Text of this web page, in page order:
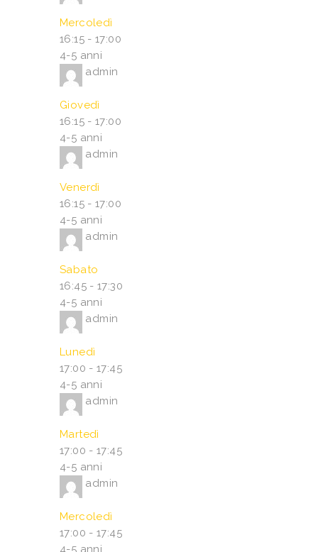
Mercoledì
16:15-17:00
4-5 anni
admin
Giovedì
16:15-17:00
4-5 anni
admin
Venerdì
16:15-17:00
4-5 anni
admin
Sabato
16:45-17:30
4-5 anni
admin
Lunedì
17:00 -17:45
4-5 anni
admin
Martedì
17:00 -17:45
4-5 anni
admin
Mercoledì
17:00 -17:45
4-5 anni